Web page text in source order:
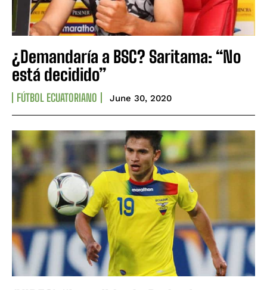
¿Demandaría a BSC? Saritama: “No
está decidido”
FÚTBOL ECUATORIANO June 30, 2020